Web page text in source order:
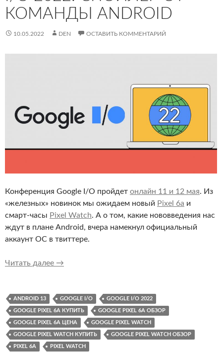
КОМАНДЫ ANDROID
10.05.2022 DEN ОСТАВИТЬ КОММЕНТАРИЙ
Конференция Google I/O пройдет онлайн 11 и 12 мая. Из
«железных» новинок мы ожидаем новый Pixel 6a и
смарт-часы Pixel Watch. А о том, какие нововведения нас
ждут в плане Android, вчера намекнул официальный
аккаунт ОС в твиттере.
Читать далее Чего ждать от конференции Google I/O
→
ANDROID 13 GOOGLE I/O GOOGLE I/O 2022
GOOGLE PIXEL 6A КУПИТЬ GOOGLE PIXEL 6A ОБЗОР
GOOGLE PIXEL 6A ЦЕНА GOOGLE PIXEL WATCH
GOOGLE PIXEL WATCH КУПИТЬ GOOGLE PIXEL WATCH ОБЗОР
PIXEL 6A PIXEL WATCH